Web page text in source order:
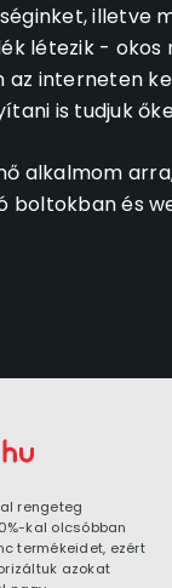
illetve
létezik -
az interneten
is tudjuk
alkalmom
boltokban és
rengeteg
kal olcsóbban
termékeidet, ezért
azokat